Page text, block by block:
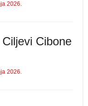
2026.
Cibone
2026.